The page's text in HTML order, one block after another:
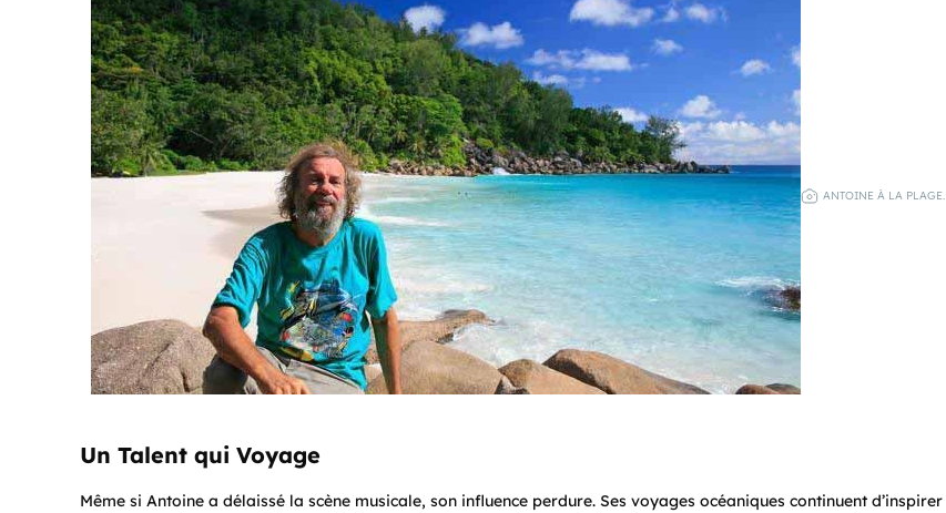
ANTOINE À LA PLAGE.
Un Talent qui Voyage
Même si Antoine a délaissé la scène musicale, son influence perdure. Ses voyages océaniques continuent d’inspirer